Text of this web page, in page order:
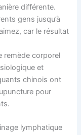
différente.
gens jusqu’à
car le résultat
remède corporel
et
chinois ont
pour
lymphatique